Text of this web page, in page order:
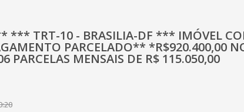
TRT-10 - BRASILIA-DF *** IMÓVEL
PARCELADO** *R$920.400,00
PARCELAS MENSAIS DE R$ 115.050,00